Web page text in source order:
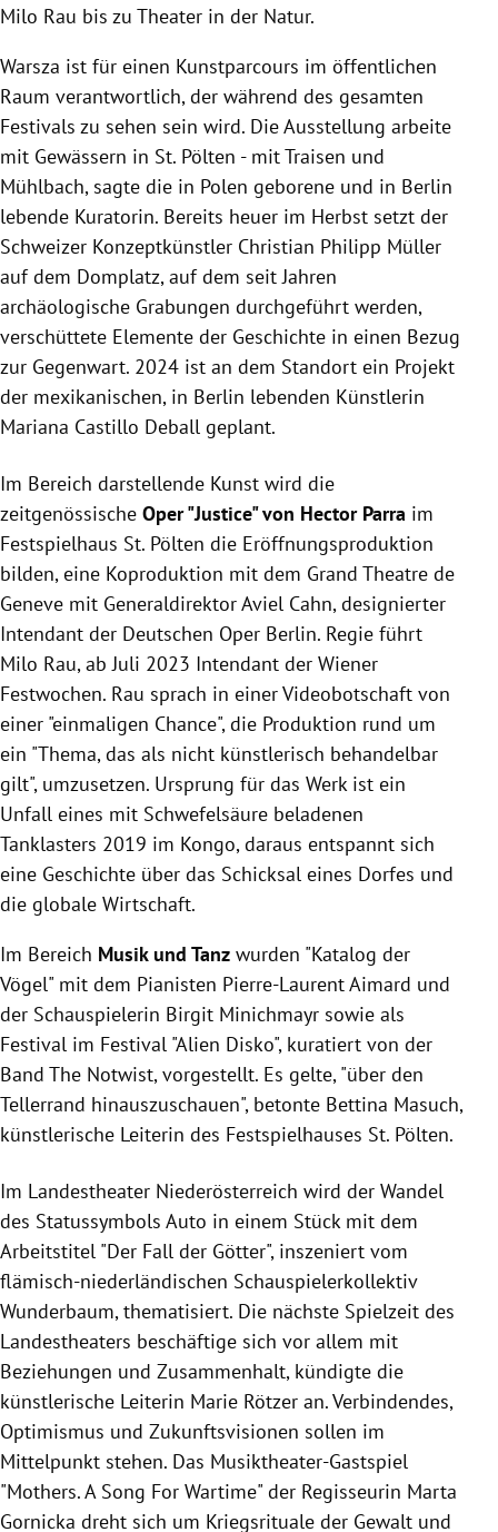
Milo Rau bis zu Theater in der Natur.
Warsza ist für einen Kunstparcours im öffentlichen
Raum verantwortlich, der während des gesamten
Festivals zu sehen sein wird. Die Ausstellung arbeite
mit Gewässern in St. Pölten - mit Traisen und
Mühlbach, sagte die in Polen geborene und in Berlin
lebende Kuratorin. Bereits heuer im Herbst setzt der
Schweizer Konzeptkünstler Christian Philipp Müller
auf dem Domplatz, auf dem seit Jahren
archäologische Grabungen durchgeführt werden,
verschüttete Elemente der Geschichte in einen Bezug
zur Gegenwart. 2024 ist an dem Standort ein Projekt
der mexikanischen, in Berlin lebenden Künstlerin
Mariana Castillo Deball geplant.
Im Bereich darstellende Kunst wird die
zeitgenössische Oper "Justice" von Hector Parra im
Festspielhaus St. Pölten die Eröffnungsproduktion
bilden, eine Koproduktion mit dem Grand Theatre de
Geneve mit Generaldirektor Aviel Cahn, designierter
Intendant der Deutschen Oper Berlin. Regie führt
Milo Rau, ab Juli 2023 Intendant der Wiener
Festwochen. Rau sprach in einer Videobotschaft von
einer "einmaligen Chance", die Produktion rund um
ein "Thema, das als nicht künstlerisch behandelbar
gilt", umzusetzen. Ursprung für das Werk ist ein
Unfall eines mit Schwefelsäure beladenen
Tanklasters 2019 im Kongo, daraus entspannt sich
eine Geschichte über das Schicksal eines Dorfes und
die globale Wirtschaft.
Im Bereich Musik und Tanz wurden "Katalog der
Vögel" mit dem Pianisten Pierre-Laurent Aimard und
der Schauspielerin Birgit Minichmayr sowie als
Festival im Festival "Alien Disko", kuratiert von der
Band The Notwist, vorgestellt. Es gelte, "über den
Tellerrand hinauszuschauen", betonte Bettina Masuch,
künstlerische Leiterin des Festspielhauses St. Pölten.
Im Landestheater Niederösterreich wird der Wandel
des Statussymbols Auto in einem Stück mit dem
Arbeitstitel "Der Fall der Götter", inszeniert vom
flämisch-niederländischen Schauspielerkollektiv
Wunderbaum, thematisiert. Die nächste Spielzeit des
Landestheaters beschäftige sich vor allem mit
Beziehungen und Zusammenhalt, kündigte die
künstlerische Leiterin Marie Rötzer an. Verbindendes,
Optimismus und Zukunftsvisionen sollen im
Mittelpunkt stehen. Das Musiktheater-Gastspiel
"Mothers. A Song For Wartime" der Regisseurin Marta
Gornicka dreht sich um Kriegsrituale der Gewalt und